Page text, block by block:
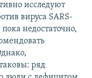
исследуют
вируса SARS-
недостаточно,
ряд